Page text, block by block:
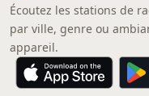
Écoutez les stations de
par ville, genre ou
appareil.